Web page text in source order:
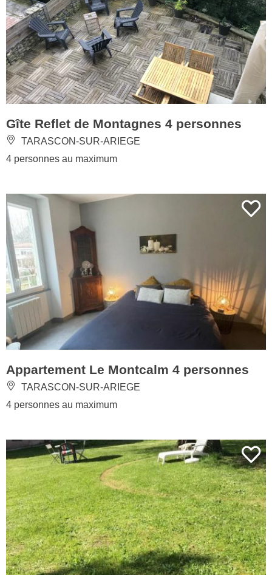
Gîte Reflet de Montagnes 4 personnes
TARASCON-SUR-ARIEGE
4 personnes au maximum
Appartement Le Montcalm 4 personnes
TARASCON-SUR-ARIEGE
4 personnes au maximum